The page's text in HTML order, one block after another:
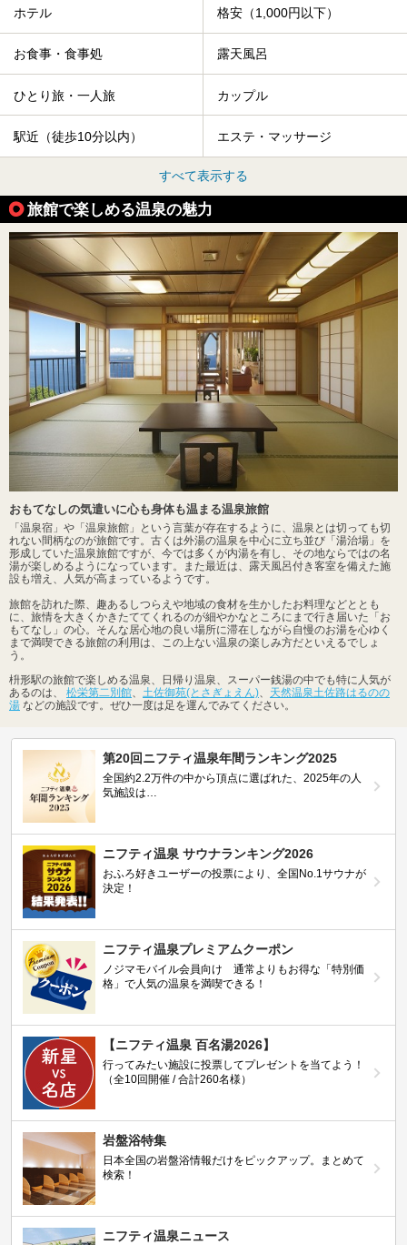
ホテル 格安（1,000円以下）
お食事・食事処 露天風呂
ひとり旅・一人旅 カップル
駅近（徒歩10分以内） エステ・マッサージ
すべて表示する
旅館で楽しめる温泉の魅力
おもてなしの気遣いに心も身体も温まる温泉旅館
「温泉宿」や「温泉旅館」という言葉が存在するように、温泉とは切っても切
れない間柄なのが旅館です。古くは外湯の温泉を中心に立ち並び「湯治場」を
形成していた温泉旅館ですが、今では多くが内湯を有し、その地ならではの名
湯が楽しめるようになっています。また最近は、露天風呂付き客室を備えた施
設も増え、人気が高まっているようです。
旅館を訪れた際、趣あるしつらえや地域の食材を生かしたお料理などととも
に、旅情を大きくかきたててくれるのが細やかなところにまで行き届いた「お
もてなし」の心。そんな居心地の良い場所に滞在しながら自慢のお湯を心ゆく
まで満喫できる旅館の利用は、この上ない温泉の楽しみ方だといえるでしょ
う。
枡形駅の旅館で楽しめる温泉、日帰り温泉、スーパー銭湯の中でも特に人気が
あるのは、 松栄第二別館 土佐御苑(とさぎょえん)
天然温泉土佐路はるのの
湯 などの施設です。ぜひ一度は足を運んでみてください。
第20回ニフティ温泉年間ランキング2025
全国約2.2万件の中から頂点に選ばれた、2025年の人
気施設は…
ニフティ温泉 サウナランキング2026
おふろ好きユーザーの投票により、全国No.1サウナが
決定！
ニフティ温泉プレミアムクーポン
ノジマモバイル会員向け 通常よりもお得な「特別価
格」で人気の温泉を満喫できる！
【ニフティ温泉 百名湯2026】
行ってみたい施設に投票してプレゼントを当てよう！
（全10回開催 / 合計260名様）
岩盤浴特集
日本全国の岩盤浴情報だけをピックアップ。まとめて
検索！
ニフティ温泉ニュース